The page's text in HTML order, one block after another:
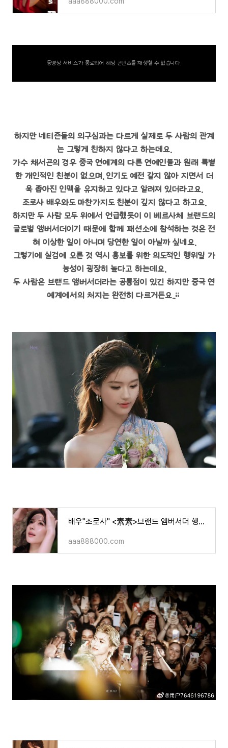
동영상 서비스가 종료되어 해당 콘텐츠를 재생할 수 없습니다.
하지만 네티즌들의 의구심과는 다르게 실제로 두 사람의 관계
는 그렇게 친하지 않다고 하는데요.
가수 채서곤의 경우 중국 연예계의 다른 연예인들과 원래 특별
한 개인적인 친분이 없으며, 인기도 예전 같지 않아 지면서 더
욱 좁아진 인맥을 유지하고 있다고 알려져 있더라고요.
조로사 배우와도 마찬가지도 친분이 깊지 않다고 하고요.
하지만 두 사람 모두 위에서 언급했듯이 이 베르사체 브랜드의
글로벌 앰버서더이기 때문에 함께 패션소에 참석하는 것은 전
혀 이상한 일이 아니며 당연한 일이 아닐까 싶네요.
그렇기에 실검에 오른 것 역시 홍보를 위한 의도적인 행위일 가
능성이 굉장히 높다고 하는데요.
두 사람은 브랜드 앰버서더라는 공통점이 있긴 하지만 중국 연
예계에서의 처지는 완전히 다르거든요..;;
배우"조로사" <素素>브랜드 앰버서더 행사 화보&영상 x "고위층에게 잘 보이기..?"
aaa888000.com